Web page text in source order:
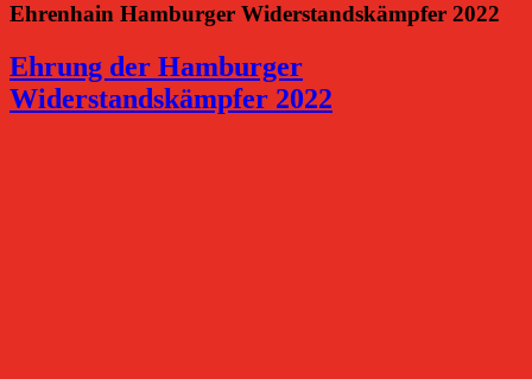
Ehrenhain Hamburger Widerstandskämpfer 2022
Ehrung der Hamburger
Widerstandskämpfer 2022